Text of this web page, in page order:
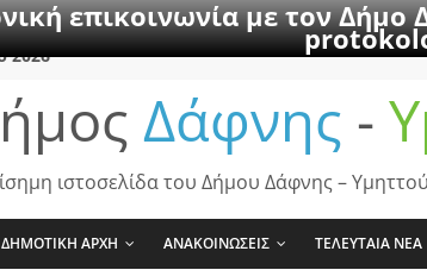
επικοινωνία με τον
2026
Δάφνης -
ιστοσελίδα του Δήμου Δάφνης –
ΔΗΜΟΤΙΚΗ ΑΡΧΗ ΑΝΑΚΟΙΝΩΣΕΙΣ ΤΕΛΕΥΤΑΙΑ ΝΕΑ